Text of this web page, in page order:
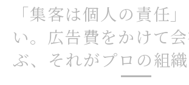
美容室で高収入を叶える会社
略
求人選びで失敗しないワーク
「集客は個人の責任
い。広告費をかけて
ぶ、それがプロの組